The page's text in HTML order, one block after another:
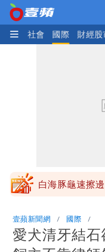
政治 社會 國際 財經股
純棉衣物吸汗
全取消
白海豚龜速擦
1縣市高達60%
「台股今年不
壹蘋新聞網 國際
愛犬清牙結